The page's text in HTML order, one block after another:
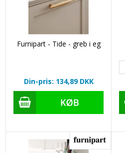
Furnipart - Tide - greb i eg
Din-pris: 134,89 DKK